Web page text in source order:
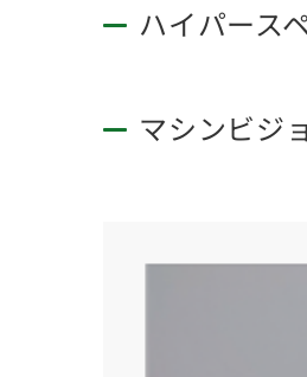
ハイパース
マシンビジ